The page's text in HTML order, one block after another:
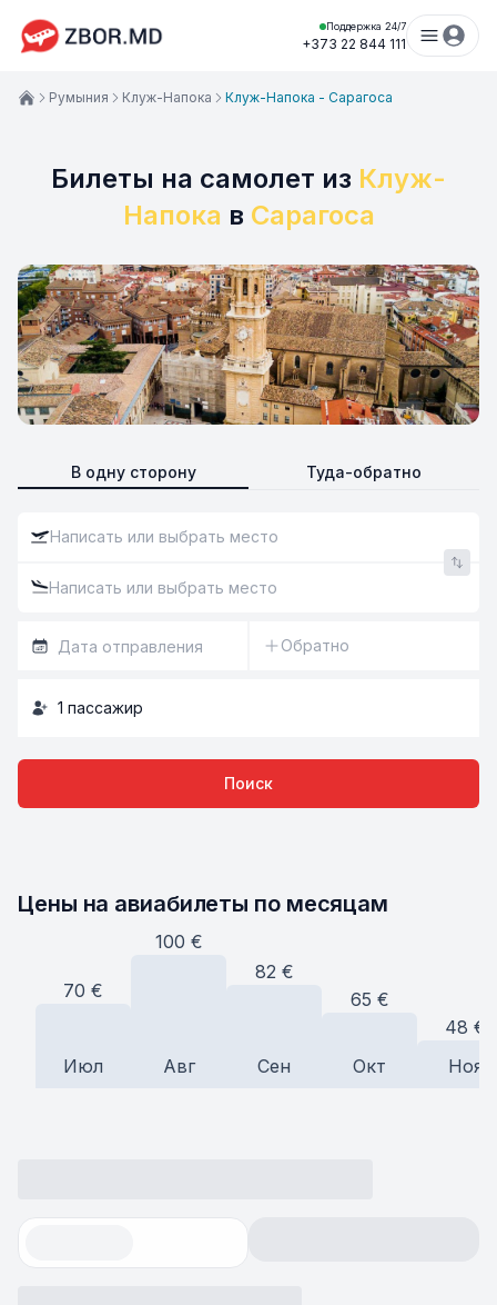
Поддержка 24/7
+373 22 844 111
Билеты на самолет из Клуж-
Напока в Сарагоса
В одну сторону Туда-обратно
Обратно
1 пассажир
Поиск
Румыния Клуж-Напока Клуж-Напока - Сарагоса
Цены на авиабилеты по месяцам
70 €
Июл
100 €
Авг
82 €
Сен
65 €
Окт
48 €
Ноя